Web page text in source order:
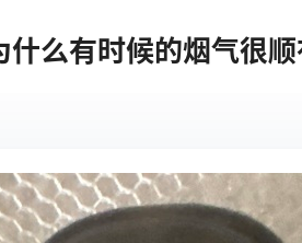
什么有时候的烟气很